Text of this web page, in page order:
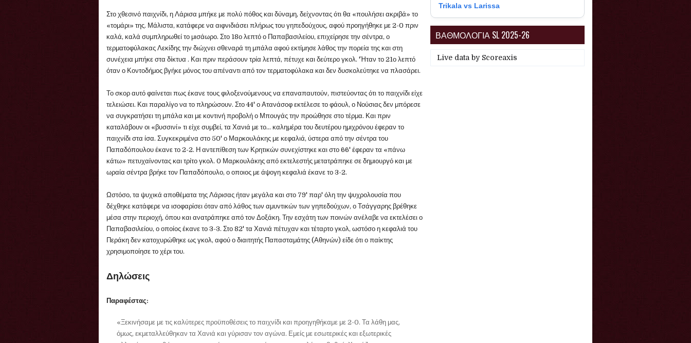
Στο χθεσινό παιχνίδι, η Λάρισα μπήκε με πολύ πόθος και δύναμη, δείχνοντας ότι θα «πουλήσει ακριβά» το
«τομάρι» της. Μάλιστα, κατάφερε να αιφνιδιάσει πλήρως του γηπεδούχους, αφού προηγήθηκε με 2-0 πριν
καλά, καλά συμπληρωθεί το μισάωρο. Στο 18ο λεπτό ο Παπαβασιλείου, επιχείρησε την σέντρα, ο
τερματοφύλακας Λεκίδης την διώχνει σθεναρά τη μπάλα αφού εκτίμησε λάθος την πορεία της και στη
συνέχεια μπήκε στα δίκτυα . Και πριν περάσουν τρία λεπτά, πέτυχε και δεύτερο γκολ. 'Ήταν το 21ο λεπτό
όταν ο Κοντοδήμος βγήκε μόνος του απέναντι από τον τερματοφύλακα και δεν δυσκολεύτηκε να πλασάρει.
Το σκορ αυτό φαίνεται πως έκανε τους φιλοξενούμενους να επαναπαυτούν, πιστεύοντας ότι το παιχνίδι είχε
τελειώσει. Και παραλίγο να το πληρώσουν. Στο 44' ο Ατανάσοφ εκτέλεσε το φάουλ, ο Νούσιας δεν μπόρεσε
να συγκρατήσει τη μπάλα και με κοντινή προβολή ο Μπουγάς την προώθησε στο τέρμα. Και πριν
καταλάβουν οι «βυσσινί» τι είχε συμβεί, τα Χανιά με το... καλημέρα του δευτέρου ημιχρόνου έφεραν το
παιχνίδι στα ίσα. Συγκεκριμένα στο 50' ο Μαρκουλάκης με κεφαλιά, ύστερα από την σέντρα του
Παπαδόπουλου έκανε το 2-2. Η αντεπίθεση των Κρητικών συνεχίστηκε και στο 66' έφεραν τα «πάνω
κάτω» πετυχαίνοντας και τρίτο γκολ. 0 Μαρκουλάκης από εκτελεστής μετατράπηκε σε δημιουργό και με
ωραία σέντρα βρήκε τον Παπαδόπουλο, ο οποιος με άψογη κεφαλιά έκανε το 3-2.
Ωστόσο, τα ψυχικά αποθέματα της Λάρισας ήταν μεγάλα και στο 79' παρ' όλη την ψυχρολουσία που
δέχθηκε κατάφερε να ισοφαρίσει όταν από λάθος των αμυντικών των γηπεδούχων, ο Τσάγγαρης βρέθηκε
μέσα στην περιοχή, όπου και ανατράπηκε από τον Δοξάκη. Την εσχάτη των ποινών ανέλαβε να εκτελέσει ο
Παπαβασιλείου, ο οποίος έκανε το 3-3. Στο 82' τα Χανιά πέτυχαν και τέταρτο γκολ, ωστόσο η κεφαλιά του
Περάκη δεν κατοχυρώθηκε ως γκολ, αφού ο διαιτητής Παπασταμάτης (Αθηνών) είδε ότι ο παίκτης
χρησιμοποίησε το χέρι του.
Δηλώσεις
Παραφέστας:
«Ξεκινήσαμε με τις καλύτερες προϋποθέσεις το παιχνίδι και προηγηθήκαμε με 2-0. Τα λάθη μας,
όμως, εκμεταλλεύθηκαν τα Χανιά και γύρισαν τον αγώνα. Εμείς με εσωτερικές και εξωτερικές
Trikala vs Larissa
ΒΑΘΜΟΛΟΓΙΑ SL 2025-26
Live data by Scoreaxis